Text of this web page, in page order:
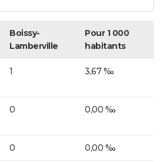
Boissy-
Lamberville
Pour 1 000
habitants
1 3,67 ‰
0 0,00 ‰
0 0,00 ‰